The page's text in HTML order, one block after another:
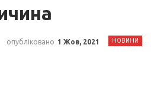
НОВИНИ
опубліковано 1 Жов, 2021